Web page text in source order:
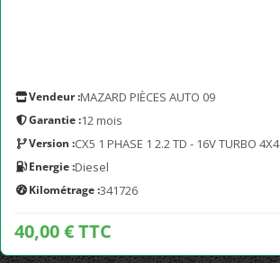
Vendeur :MAZARD PIÈCES AUTO 09
Garantie :12 mois
Version :CX5 1 PHASE 1 2.2 TD - 16V TURBO 4X4
Energie :Diesel
Kilométrage :341726
40,00 € TTC